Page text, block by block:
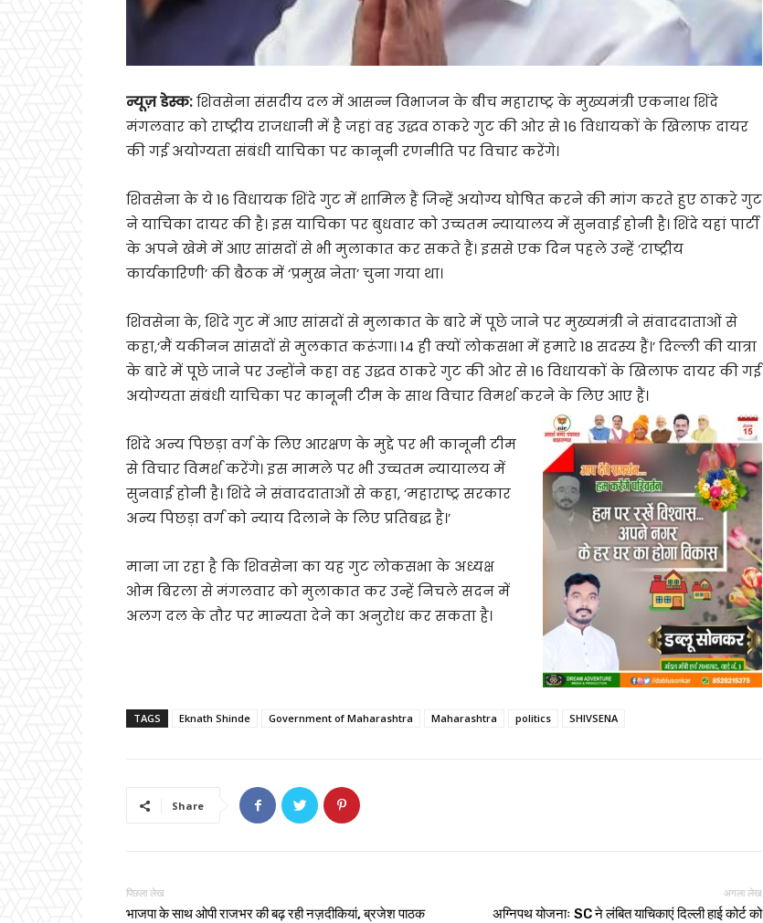
न्यूज़ डेस्क:शिवसेना संसदीय दल में आसन्न विभाजन के बीच महाराष्ट्र के मुख्यमंत्री एकनाथ शिंदे
मंगलवार को राष्ट्रीय राजधानी में है जहां वह उद्धव ठाकरे गुट की ओर से 16 विधायकों के खिलाफ दायर
की गई अयोग्यता संबंधी याचिका पर कानूनी रणनीति पर विचार करेंगे।
शिवसेना के ये 16 विधायक शिंदे गुट में शामिल हैं जिन्हें अयोग्य घोषित करने की मांग करते हुए ठाकरे गुट
ने याचिका दायर की है। इस याचिका पर बुधवार को उच्चतम न्यायालय में सुनवाई होनी है। शिंदे यहां पार्टी
के अपने खेमे में आए सांसदों से भी मुलाकात कर सकते हैं। इससे एक दिन पहले उन्हें ‘राष्ट्रीय
कार्यकारिणी’ की बैठक में ‘प्रमुख नेता’ चुना गया था।
शिवसेना के, शिंदे गुट में आए सांसदों से मुलाकात के बारे में पूछे जाने पर मुख्यमंत्री ने संवाददाताओं से
कहा,‘मैं यकीनन सांसदों से मुलकात करूंगा। 14 ही क्यों लोकसभा में हमारे 18 सदस्य हैं।’ दिल्ली की यात्रा
के बारे में पूछे जाने पर उन्होंने कहा वह उद्धव ठाकरे गुट की ओर से 16 विधायकों के खिलाफ दायर की गई
अयोग्यता संबंधी याचिका पर कानूनी टीम के साथ विचार विमर्श करने के लिए आए हैं।
शिंदे अन्य पिछड़ा वर्ग के लिए आरक्षण के मुद्दे पर भी कानूनी टीम
से विचार विमर्श करेंगे। इस मामले पर भी उच्चतम न्यायालय में
सुनवाई होनी है। शिंदे ने संवाददाताओं से कहा, ‘महाराष्ट्र सरकार
अन्य पिछड़ा वर्ग को न्याय दिलाने के लिए प्रतिबद्ध है।’
माना जा रहा है कि शिवसेना का यह गुट लोकसभा के अध्यक्ष
ओम बिरला से मंगलवार को मुलाकात कर उन्हें निचले सदन में
अलग दल के तौर पर मान्यता देने का अनुरोध कर सकता है।
TAGS Eknath Shinde Government of Maharashtra Maharashtra politics SHIVSENA
Share
पिछला लेख
भाजपा के साथ ओपी राजभर की बढ़ रही नज़दीकियां, ब्रजेश पाठक
अगला लेख
अग्निपथ योजनाः SC ने लंबित याचिकाएं दिल्ली हाई कोर्ट को